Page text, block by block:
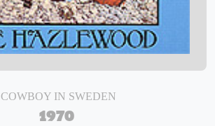
COWBOY IN SWEDEN
1970